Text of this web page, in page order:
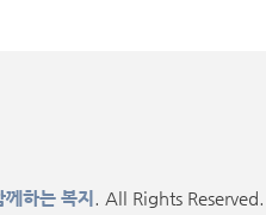
하는 복지 . All Rights Reserved.